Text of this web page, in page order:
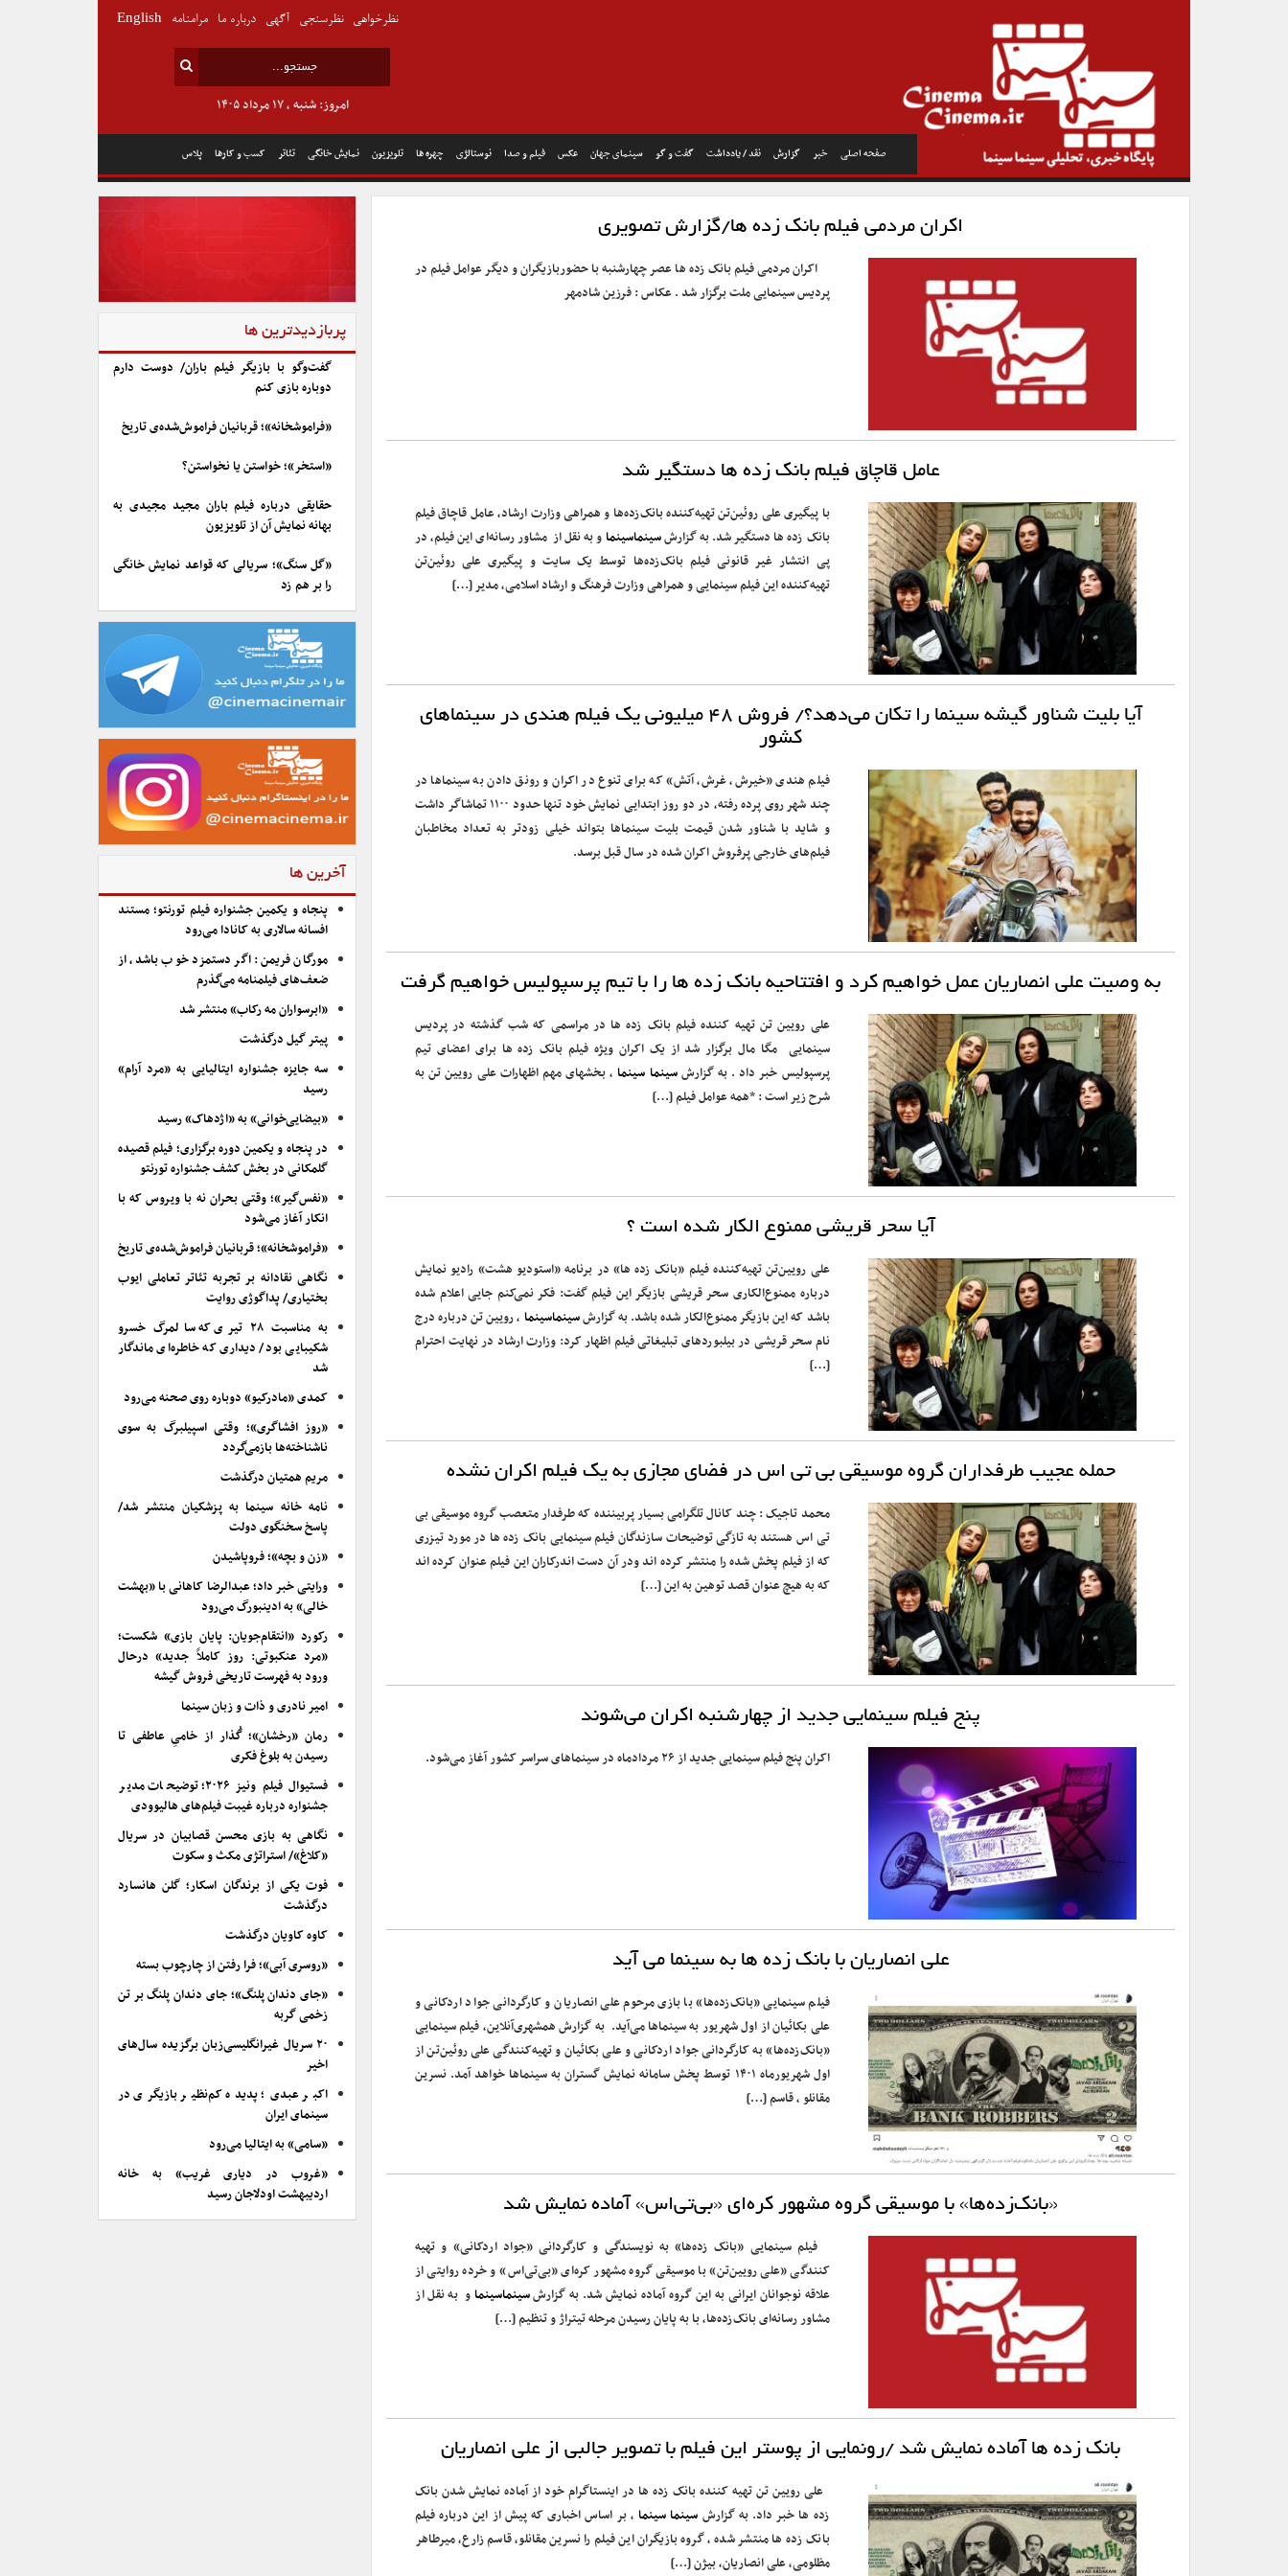
صفحه اصلی خبر گزارش نقد / یادداشت گفت و گو سینمای جهان عکس فیلم و صدا نوستالژی چهره ها تلویزیون نمایش خانگی تئاتر کسب و کارها پلاس
امروز: شنبه , ۱۷ مرداد ۱۴۰۵
نظرخواهی نظرسنجی آگهی درباره ما مرامنامه English
اکران مردمی فیلم بانک زده ها/گزارش تصویری
اکران مردمی فیلم بانک زده ها عصر چهارشنبه با حضوربازیگران و دیگر عوامل فیلم در
پردیس سینمایی ملت برگزار شد . عکاس : فرزین شادمهر
عامل قاچاق فیلم بانک زده ها دستگیر شد
با پیگیری علی روئین‌تن تهیه‌کننده بانک‌زده‌ها و همراهی وزارت ارشاد، عامل قاچاق فیلم
بانک زده ها دستگیر شد. به گزارشسینماسینماو به نقل از مشاور رسانه‌ای این فیلم، در
پی انتشار غیر قانونی فیلم بانک‌زده‌ها توسط یک سایت و پیگیری علی روئین‌تن
تهیه‌کننده این فیلم سینمایی و همراهی وزارت فرهنگ و ارشاد اسلامی، مدیر […]
آیا بلیت شناور گیشه سینما را تکان می‌دهد؟/ فروش ۴۸ میلیونی یک فیلم هندی در سینماهای
کشور
فیلم هندی «خیرش، غرش، آتش» که برای تنوع در اکران و رونق دادن به سینماها در
چند شهر روی پرده رفته، در دو روز ابتدایی نمایش خود تنها حدود ۱۱۰۰ تماشاگر داشت
و شاید با شناور شدن قیمت بلیت سینماها بتواند خیلی زودتر به تعداد مخاطبان
فیلم‌های خارجی پرفروش اکران شده در سال قبل برسد.
به وصیت علی انصاریان عمل خواهیم کرد و افتتاحیه بانک زده ها را با تیم پرسپولیس خواهیم گرفت
علی رویین تن تهیه کننده فیلم بانک زده ها در مراسمی که شب گذشته در پردیس
سینمایی مگا مال برگزار شد از یک اکران ویژه فیلم بانک زده ها برای اعضای تیم
پرسپولیس خبر داد . به گزارشسینما سینما، بخشهای مهم اظهارات علی رویین تن به
شرح زیر است : *همه عوامل فیلم […]
آیا سحر قریشی ممنوع الکار شده است ؟
علی رویین‌تن تهیه‌کننده فیلم «بانک زده ها» در برنامه «استودیو هشت» رادیو نمایش
درباره ممنوع‌الکاری سحر قریشی بازیگر این فیلم گفت: فکر نمی‌کنم جایی اعلام شده
باشد که این بازیگر ممنوع‌الکار شده باشد. به گزارشسینماسینما ، رویین تن درباره درج
نام سحر قریشی در بیلبوردهای تبلیغاتی فیلم اظهار کرد: وزارت ارشاد در نهایت احترام
[…]
حمله عجیب طرفداران گروه موسیقی بی تی اس در فضای مجازی به یک فیلم اکران نشده
محمد تاجیک : چند کانال تلگرامی بسیار پربیننده که طرفدار متعصب گروه موسیقی بی
تی اس هستند به تازگی توضیحات سازندگان فیلم سینمایی بانک زده ها در مورد تیزری
که از فیلم پخش شده را منتشر کرده اند ودر آن دست اندرکاران این فیلم عنوان کرده اند
که به هیچ عنوان قصد توهین به این […]
پنج فیلم سینمایی جدید از چهارشنبه اکران می‌شوند
اکران پنج فیلم سینمایی جدید از ۲۶ مردادماه در سینماهای سراسر کشور آغاز می‌شود.
علی انصاریان با بانک زده ها به سینما می آید
فیلم سینمایی «بانک‌زده‌ها» با بازی مرحوم علی انصاریان و کارگردانی جواد اردکانی و
علی بکائیان از اول شهریور به سینماها می‌آید. به گزارش همشهری‌آنلاین، فیلم سینمایی
«بانک‌زده‌ها» به کارگردانی جواد اردکانی و علی بکائیان و تهیه‌کنندگی علی روئین‌تن از
اول شهریورماه ۱۴۰۱ توسط پخش سامانه نمایش گستران به سینماها خواهد آمد. نسرین
مقانلو ، قاسم […]
«بانک‌زده‌ها» با موسیقی گروه مشهور کره‌ای «بی‌تی‌اس» آماده نمایش شد
‏‎ ‏‎ فیلم سینمایی «بانک‌ زده‌ها» به نویسندگی و کارگردانی «جواد اردکانی» و تهیه
کنندگی «علی رویین‌تن» با موسیقی گروه مشهور کره‌ای «بی‌تی‌اس» و خرده روایتی از
علاقه نوجوانان ایرانی به این گروه آماده نمایش شد. به گزارشسینماسینما
و ‏‎ به نقل از
مشاور رسانه‌ای بانک‌زده‌ها، با به پایان رسیدن مرحله تیتراژ و تنظیم […]
بانک زده ها آماده نمایش شد /رونمایی از پوستر این فیلم با تصویر جالبی از علی انصاریان
علی رویین تن تهیه کننده بانک زده ها در اینستاگرام خود از آماده نمایش شدن بانک
زده ها خبر داد. به گزارش سینما سینما، بر اساس اخباری که پیش از این درباره فیلم
بانک زده ها منتشر شده ، گروه بازیگران این فیلم را نسرین مقانلو، قاسم زارع، میرطاهر
مظلومی، علی انصاریان، بیژن […]
پربازدیدترین ها
گفت‌وگو با بازیگر فیلم باران/ دوست دارم
دوباره بازی کنم
«فراموشخانه»؛ قربانیان فراموش‌شده‌ی تاریخ
«استخر»؛ خواستن یا نخواستن؟
حقایقی درباره فیلم باران مجید مجیدی به
بهانه نمایش آن از تلویزیون
«گل سنگ»؛ سریالی که قواعد نمایش خانگی
را بر هم زد
آخرین ها
پنجاه و یکمین جشنواره فیلم تورنتو؛ مستند
افسانه سالاری به کانادا می‌رود
مورگان فریمن: اگر دستمزد خوب باشد، از
ضعف‌های فیلمنامه می‌گذرم
«ابرسواران مه رکاب» منتشر شد
پیتر گیل درگذشت
سه جایزه جشنواره ایتالیایی به «مرد آرام»
رسید
«بیضایی‌خوانی» به «اژدهاک» رسید
در پنجاه و یکمین دوره برگزاری؛ فیلم قصیده
گلمکانی در بخش کشف جشنواره تورنتو
«نفس‌گیر»؛ وقتی بحران نه با ویروس که با
انکار آغاز می‌شود
«فراموشخانه»؛ قربانیان فراموش‌شده‌ی تاریخ
نگاهی نقادانه بر تجربه تئاتر تعاملی ایوب
بختیاری/ پداگوژی روایت
به مناسبت ۲۸ تیری که سالمرگ خسرو
شکیبایی بود/ دیداری که خاطره‌ای ماندگار
شد
کمدی «مادرکیو» دوباره روی صحنه می‌رود
«روز افشاگری»؛ وقتی اسپیلبرگ به سوی
ناشناخته‌ها بازمی‌گردد
مریم همتیان درگذشت
نامه خانه سینما به پزشکیان منتشر شد/
پاسخ سخنگوی دولت
«زن و بچه»؛ فروپاشیدن
ورایتی خبر داد؛ عبدالرضا کاهانی با «بهشت
خالی» به ادینبورگ می‌رود
رکورد «انتقام‌جویان: پایان بازی» شکست؛
«مرد عنکبوتی: روز کاملاً جدید» درحال
ورود به فهرست تاریخی فروش گیشه
امیر نادری و ذات و زبان سینما
رمان «رخشان»؛ گُذار از خامیِ عاطفی تا
رسیدن به بلوغ فکری
فستیوال فیلم ونیز ۲۰۲۶؛ توضیحات مدیر
جشنواره درباره غیبت فیلم‌های هالیوودی
نگاهی به بازی محسن قصابیان در سریال
«کلاغ»/ استراتژی مکث و سکوت
فوت یکی از برندگان اسکار؛ گلن هانسارد
درگذشت
کاوه کاویان درگذشت
«روسری آبی»؛ فرا رفتن از چارچوب بسته
«جای دندان پلنگ»؛ جای دندان پلنگ بر تن
زخمی گربه
۲۰ سریال غیرانگلیسی‌زبان برگزیده سال‌های
اخیر
اکبر عبدی؛ پدیده کم‌نظیر بازیگری در
سینمای ایران
«سامی» به ایتالیا می‌رود
«غروب در دیاری غریب» به خانه
اردیبهشت اودلاجان رسید